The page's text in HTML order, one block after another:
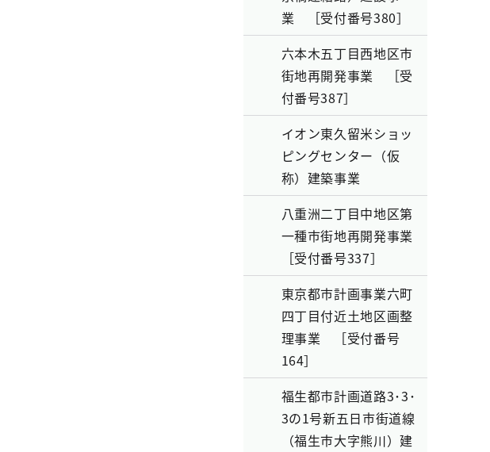
業 ［受付番号380］
六本木五丁目西地区市
街地再開発事業 ［受
付番号387］
イオン東久留米ショッ
ピングセンター（仮
称）建築事業
八重洲二丁目中地区第
一種市街地再開発事業
［受付番号337］
東京都市計画事業六町
四丁目付近土地区画整
理事業 ［受付番号
164］
福生都市計画道路3･3･
3の1号新五日市街道線
（福生市大字熊川）建